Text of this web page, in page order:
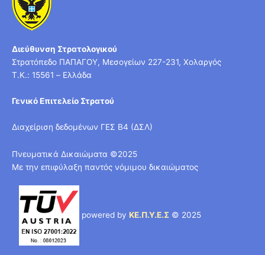
Διεύθυνση Στρατολογικού
Στρατόπεδο ΠΑΠΑΓΟΥ, Μεσογείων 227-231, Χολαργός
T.K.: 15561 – Ελλάδα
Γενικό Επιτελείο Στρατού
Διαχείριση δεδομένων ΓΕΣ Β4 (ΔΣΛ)
Πνευματικά Δικαιώματα ©2025
Με την επιφύλαξη παντός νόμιμου δικαιώματος
powered by ΚΕ.Π.Υ.Ε.Σ © 2025